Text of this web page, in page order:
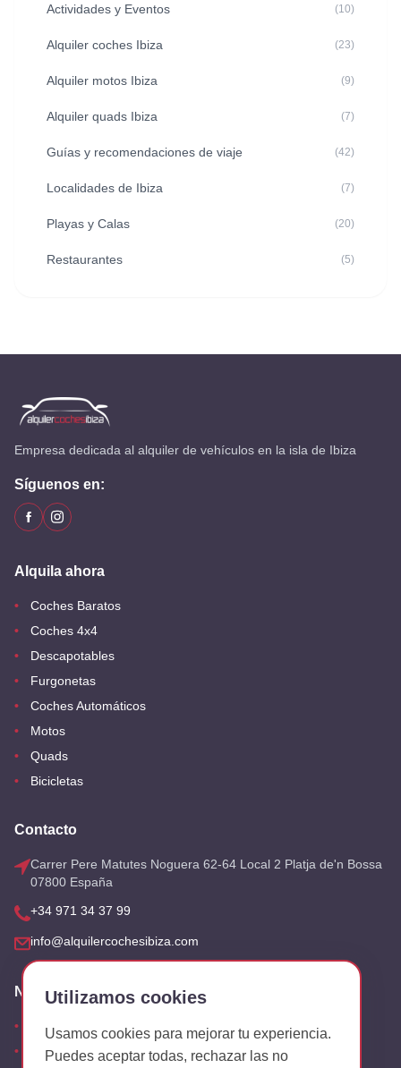
Actividades y Eventos (10)
Alquiler coches Ibiza (23)
Alquiler motos Ibiza (9)
Alquiler quads Ibiza (7)
Guías y recomendaciones de viaje (42)
Localidades de Ibiza (7)
Playas y Calas (20)
Restaurantes (5)
Empresa dedicada al alquiler de vehículos en la isla de Ibiza
Síguenos en:
Alquila ahora
Coches Baratos
Coches 4x4
Descapotables
Furgonetas
Coches Automáticos
Motos
Quads
Bicicletas
Contacto
Carrer Pere Matutes Noguera 62-64 Local 2 Platja de'n Bossa
07800 España
+34 971 34 37 99
info@alquilercochesibiza.com
Nuestras Oficinas
Aeropuerto
San Antonio
Utilizamos cookies
Usamos cookies para mejorar tu experiencia.
Puedes aceptar todas, rechazar las no